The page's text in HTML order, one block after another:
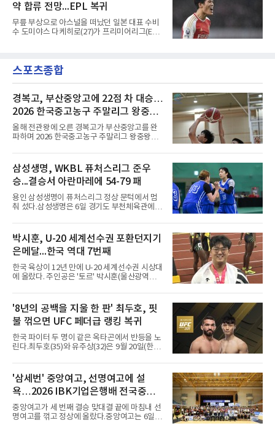
부는 승부차기로 갈렸다. LAFC는
왔다고 밝혔다.이력은 이른 나이에 쌓였다. 서른
셋이던 2021년 오스트리아 레드불 잘츠부르크
사령탑에 올라 첫 시즌 리그와 컵대회를 동시에
제패했고, 구단 역사상 처음으로 팀을 유럽축구
다. 2023년 사우디아라비아 알아흘리로 옮겨
2024-2025시즌과 2025-2026시즌
약 합류 전망...EPL 복귀
무릎 부상으로 아스널을 떠났던 일본 대표 수비
수 도미야스 다케히로(27)가 프리미어리그(EPL)
큰 틀의 계약 조건은 이미 합의됐고 구단은 개막
을 앞두고 영입 절차를 서두르고 있다.그의 최근
지난 시즌 아스널과 상호 합의로 계약을 해지했
고, 네덜란드 아약스에서 시즌 막판 8경기를 소
화했다. 이후 일본 대표로 월드컵에 나서 선발 2
경기를 포함해 3경기를 뛰며 감각을 끌어올렸
다.구단의 판단은 신중했다. 크리스털 팰리스는
기량을 확신하면서도 부상
스포츠종합
경복고, 부산중앙고에 22점 차 대승…
2026 한국중고농구 주말리그 왕중왕
전 첫 승 신고
올해 전관왕에 오른 경복고가 부산중앙고를 완
파하며 2026 한국중고농구 주말리그 왕중왕전
해남 우슬체육관에서 열린 대회 남고부 예선리
그 H조 1차전에서 부산중앙고를 98-76으로 제
압했다. 박지오가 26점, 김호원이 22점, 정우진
이 19점을 올리는 등 삼각편대의 고른 활약이 승
리를 이끌었다.경복고는 경기 초반부터 박지오
와 김호원의 내·외곽포가 고르게 터지며 주도권
을 잡았다. 전반을 40-34로 앞선 경복고는 후반
다.B조에서는 용산고가 안양고를 98-71로 꺾고
대회 2연승을 달렸다.한편 남중
삼성생명, WKBL 퓨처스리그 준우
승...결승서 아란마레에 54-79 패
용인 삼성생명이 퓨처스리그 정상 문턱에서 멈
춰 섰다.삼성생명은 6일 경기도 부천체육관에서
서 일본여자프로농구 2부 리그 아란마레에 54-
79로 졌다. 이다연이 14점을 넣었으나 20점 9리
바운드를 기록한 바이 쿰바 디야산을 앞세운 상
대를 넘지 못했다.이번 대회에 처음 출전한 아란
마레는 조별리그부터 결승까지 6전 전승을 거뒀
고, 디야산이 최우수선수(MVP)로 뽑혔다.
박시훈, U-20 세계선수권 포환던지기
은메달...한국 역대 7번째
한국 육상이 12년 만에 U-20 세계선수권 시상대
에 올랐다. 주인공은 '토르' 박시훈(울산광역시)
진 헤이워드 필드에서 열린 세계육상연맹(WA)
20세 이하 세계선수권 남자 포환던지기 결선에
서 20.31ｍ를 던져 2위에 올랐다. 우승자 알레산
드로 보르헤스(브라질)와는 4㎝ 차이였다.기록
의 의미는 크다. 1986년 시작된 이 대회에서 한
국이 따낸 메달은 은 1개와 동 5개뿐이다. 1992
년 이진일(800ｍ)의 은메달 이후 박재홍, 박재
7번째 메달리스트가 됐다.승부는 막판에 갈렸
다. 3차 시기에서 20.31ｍ로 선
'8년의 공백을 지울 한 판' 최두호, 핏
불 꺾으면 UFC 페더급 랭킹 복귀
한국 파이터 두 명이 같은 옥타곤에서 반등을 노
린다.최두호(35)와 유주상(32)은 9월 20일(한국
서 열리는 'UFC 331: 반 vs 판토자 2'에 출전해
각각 파트리시우 핏불(39·브라질), 마이클 애즈
웰 주니어(25·미국)와 맞선다.최두호의 목표는 8
년 만의 페더급 랭킹 재진입이다. 데뷔 후 3연속
KO승으로 11위까지 올랐던 그는 2018년 7월 순
위에서 빠졌고, 병역을 마치고 2023년 복귀한
뒤 1무에 이어 다시 3연속 KO승을 기록했다.상
'삼세번' 중앙여고, 선명여고에 설
욕…2026 IBK기업은행배 전국중고
배구대회 우승
중앙여고가 세 번째 결승 맞대결 끝에 마침내 선
명여고를 꺾고 정상에 올랐다.중앙여고는 6일